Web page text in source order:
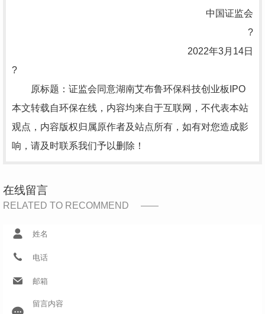
中国证监会
?
2022年3月14日
?
原标题：证监会同意湖南艾布鲁环保科技创业板IPO
本文转载自环保在线，内容均来自于互联网，不代表本站
观点，内容版权归属原作者及站点所有，如有对您造成影
响，请及时联系我们予以删除！
在线留言
RELATED TO RECOMMEND